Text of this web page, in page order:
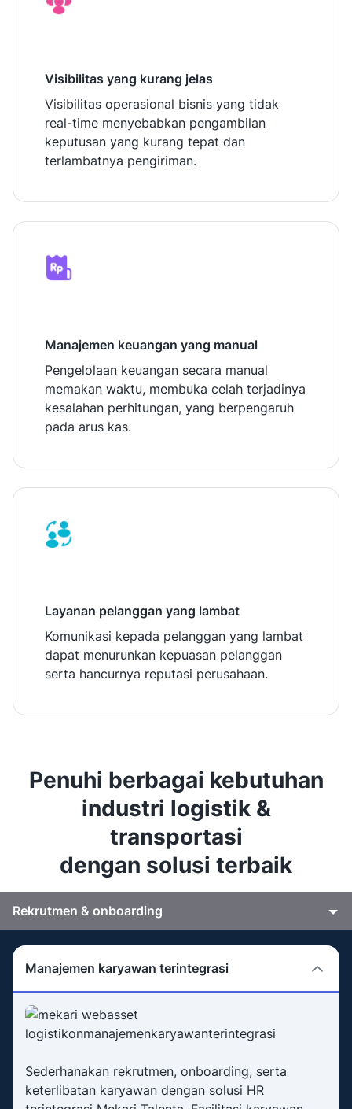
Visibilitas yang kurang jelas
Visibilitas operasional bisnis yang tidak
real-time menyebabkan pengambilan
keputusan yang kurang tepat dan
terlambatnya pengiriman.
Manajemen keuangan yang manual
Pengelolaan keuangan secara manual
memakan waktu, membuka celah terjadinya
kesalahan perhitungan, yang berpengaruh
pada arus kas.
Layanan pelanggan yang lambat
Komunikasi kepada pelanggan yang lambat
dapat menurunkan kepuasan pelanggan
serta hancurnya reputasi perusahaan.
Penuhi berbagai kebutuhan
industri logistik &
transportasi
dengan solusi terbaik
Rekrutmen & onboarding
Manajemen karyawan terintegrasi
Sederhanakan rekrutmen, onboarding, serta
keterlibatan karyawan dengan solusi HR